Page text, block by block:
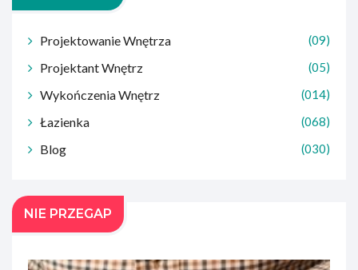
Projektowanie Wnętrza (09)
Projektant Wnętrz (05)
Wykończenia Wnętrz (014)
Łazienka (068)
Blog (030)
NIE PRZEGAP